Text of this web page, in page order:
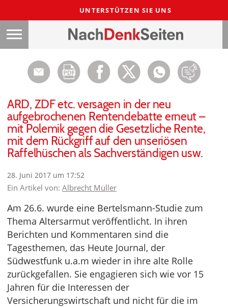
UNTERSTÜTZEN SIE UNS
ARD, ZDF etc. versagen in der neu
aufgebrochenen Rentendebatte erneut –
mit Polemik gegen die Gesetzliche Rente,
mit dem Rückgriff auf den unseriösen
Raffelhüschen als Sachverständigen usw.
28. Juni 2017 um 17:52
Ein Artikel von: Albrecht Müller
Am 26.6. wurde eine Bertelsmann-Studie zum
Thema Altersarmut veröffentlicht. In ihren
Berichten und Kommentaren sind die
Tagesthemen, das Heute Journal, der
Südwestfunk u.a.m wieder in ihre alte Rolle
zurückgefallen. Sie engagieren sich wie vor 15
Jahren für die Interessen der
Versicherungswirtschaft und nicht für die im